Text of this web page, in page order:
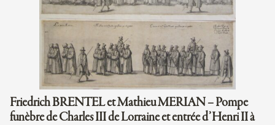
Friedrich BRENTEL et Mathieu MERIAN – Pompe
funèbre de Charles III de Lorraine et entrée d’Henri II à